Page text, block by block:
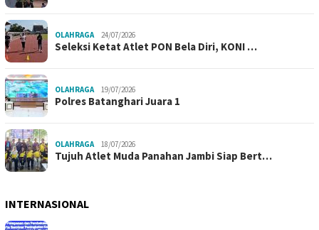
OLAHRAGA 24/07/2026
Seleksi Ketat Atlet PON Bela Diri, KONI …
OLAHRAGA 19/07/2026
Polres Batanghari Juara 1
OLAHRAGA 18/07/2026
Tujuh Atlet Muda Panahan Jambi Siap Bert…
INTERNASIONAL